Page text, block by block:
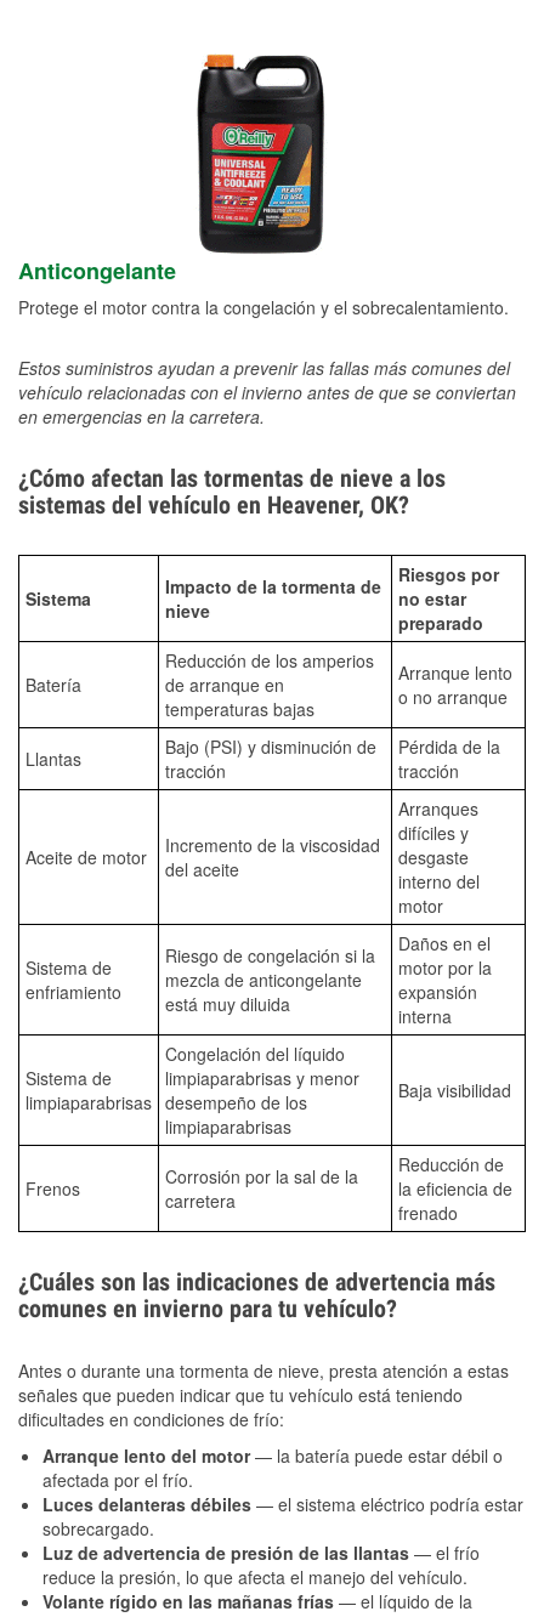
Anticongelante
Protege el motor contra la congelación y el sobrecalentamiento.
Estos suministros ayudan a prevenir las fallas más comunes del
vehículo relacionadas con el invierno antes de que se conviertan
en emergencias en la carretera.
¿Cómo afectan las tormentas de nieve a los
sistemas del vehículo en Heavener, OK?
Sistema
Impacto de la tormenta de
nieve
Riesgos por
no estar
preparado
Batería
Reducción de los amperios
de arranque en
temperaturas bajas
Arranque lento
o no arranque
Llantas
Bajo (PSI) y disminución de
tracción
Pérdida de la
tracción
Aceite de motor
Incremento de la viscosidad
del aceite
Arranques
difíciles y
desgaste
interno del
motor
Sistema de
enfriamiento
Riesgo de congelación si la
mezcla de anticongelante
está muy diluida
Daños en el
motor por la
expansión
interna
Sistema de
limpiaparabrisas
Congelación del líquido
limpiaparabrisas y menor
desempeño de los
limpiaparabrisas
Baja visibilidad
Frenos
Corrosión por la sal de la
carretera
Reducción de
la eficiencia de
frenado
¿Cuáles son las indicaciones de advertencia más
comunes en invierno para tu vehículo?
Antes o durante una tormenta de nieve, presta atención a estas
señales que pueden indicar que tu vehículo está teniendo
dificultades en condiciones de frío:
Arranque lento del motor— la batería puede estar débil o
afectada por el frío.
Luces delanteras débiles — el sistema eléctrico podría estar
sobrecargado.
Luz de advertencia de presión de las llantas — el frío
reduce la presión, lo que afecta el manejo del vehículo.
Volante rígido en las mañanas frías — el líquido de la